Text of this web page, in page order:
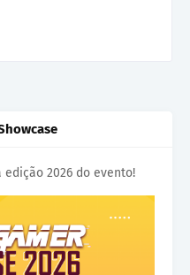
2026 do evento!